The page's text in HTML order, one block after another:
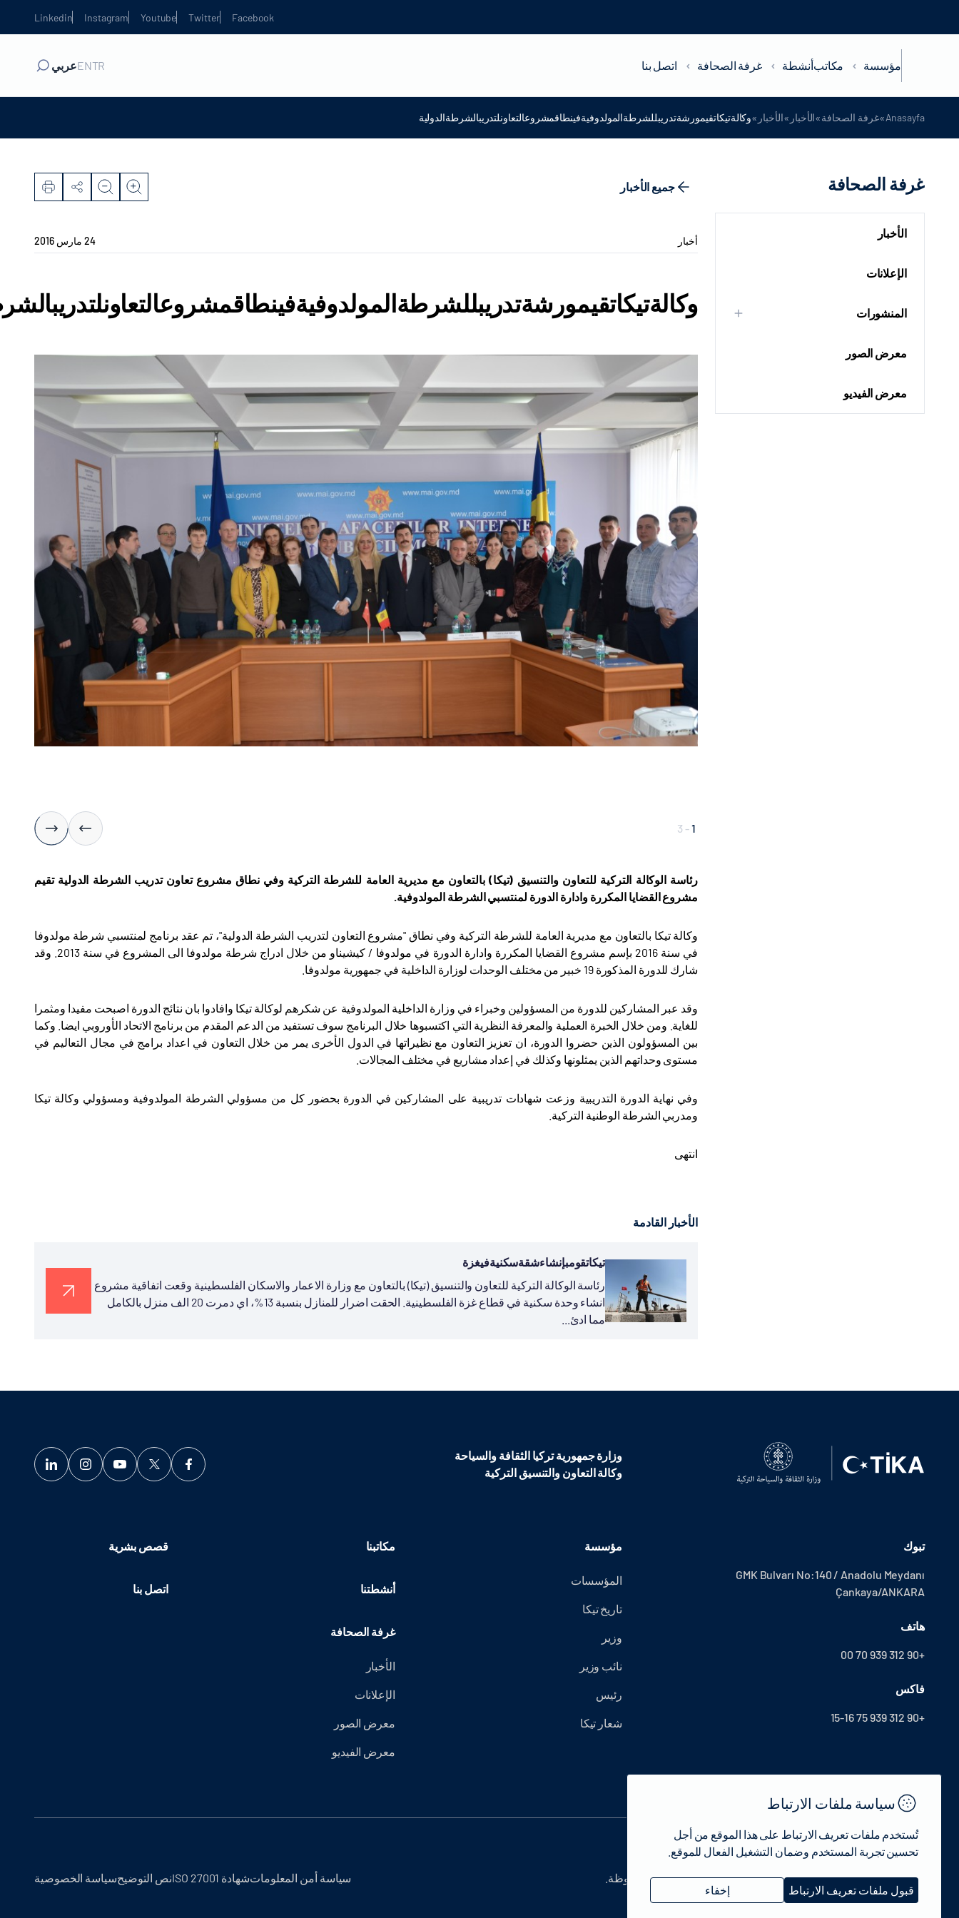
Facebook
Twitter
Youtube
Instagram
Linkedin
مؤسسة مكاتبأنشطة غرفة الصحافة اتصل بنا TR
ENعربي
Anasayfa
»غرفة الصحافة»الأخبار »الأخبار »وكالةتيكاتقيمورشةتدريبللشرطةالمولدوفيةفينطاقمشروعالتعاونلتدريبالشرطةالدولية
غرفة الصحافة
الأخبار
الإعلانات
المنشورات
معرض الصور
معرض الفيديو
جميع الأخبار
أخبار 24 مارس 2016
1
-
3
رئاسة الوكالة التركية للتعاون والتنسيق (تيكا) بالتعاون مع مديرية العامة للشرطة التركية وفي نطاق مشروع تعاون تدريب الشرطة الدولية تقيم
مشروع القضايا المكررة وادارة الدورة لمنتسبي الشرطة المولدوفية.
وكالة تيكا بالتعاون مع مديرية العامة للشرطة التركية وفي نطاق "مشروع التعاون لتدريب الشرطة الدولية"، تم عقد برنامج لمنتسبي شرطة مولدوفا
في سنة 2016 بإسم مشروع القضايا المكررة وادارة الدورة في مولدوفا / كيشيناو من خلال ادراج شرطة مولدوفا الى المشروع في سنة 2013. وقد
شارك للدورة المذكورة 19 خبير من مختلف الوحدات لوزارة الداخلية في جمهورية مولدوفا.
وقد عبر المشاركين للدورة من المسؤولين وخبراء في وزارة الداخلية المولدوفية عن شكرهم لوكالة تيكا وافادوا بان نتائج الدورة اصبحت مفيدا ومثمرا
للغاية. ومن خلال الخبرة العملية والمعرفة النظرية التي اكتسبوها خلال البرنامج سوف تستفيد من الدعم المقدم من برنامج الاتحاد الأوروبي ايضا. وكما
بين المسؤولون الذين حضروا الدورة، ان تعزيز التعاون مع نظيراتها في الدول الأخرى يمر من خلال التعاون في اعداد برامج في مجال التعاليم في
مستوى وحداتهم الذين يمثلونها وكذلك في إعداد مشاريع في مختلف المجالات.
وفي نهاية الدورة التدريبية وزعت شهادات تدريبية على المشاركين في الدورة بحضور كل من مسؤولي الشرطة المولدوفية ومسؤولي وكالة تيكا
ومدربي الشرطة الوطنية التركية.
انتهى
الأخبار القادمة
تيكاتقومبإنشاءشقةسكنيةفيغزة
رئاسة الوكالة التركية للتعاون والتنسيق (تيكا) بالتعاون مع وزارة الاعمار والاسكان الفلسطينية وقعت اتفاقية مشروع
انشاء وحدة سكنية في قطاع غزة الفلسطينية. الحقت اضرار للمنازل بنسبة 13%، اي دمرت 20 الف منزل بالكامل
مما ادئ...
وزارة جمهورية تركيا الثقافة والسياحة
وكالة التعاون والتنسيق التركية
تبوك
GMK Bulvarı No:140 / Anadolu Meydanı
Çankaya/ANKARA
هاتف
+90 312 939 70 00
فاكس
+90 312 939 75 15-16
مؤسسة
المؤسسات
تاريخ تيكا
وزير
نائب وزير
رئيس
شعار تيكا
مكاتبنا
أنشطتنا
غرفة الصحافة
الأخبار
الإعلانات
معرض الصور
معرض الفيديو
قصص بشرية
اتصل بنا
© 2022 جمهورية تركيا وزارة الثقافة والسياحة - جميع الحقوق محفوظة. سياسة أمن المعلوماتشهادة ISO 27001 نص التوضيحسياسة الخصوصية
سياسة ملفات الارتباط
تُستخدم ملفات تعريف الارتباط على هذا الموقع من أجل
تحسين تجربة المستخدم وضمان التشغيل الفعال للموقع.
قبول ملفات تعريف الارتباط إخفاء